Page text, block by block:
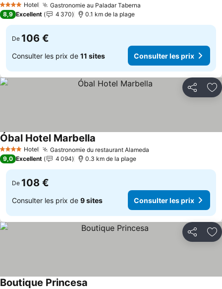
4 Étoiles Hotel Gastronomie au Paladar Taberna
8,9 Excellent 4 370 0.1 km de la plage
De 106 €
Consulter les prix de 11 sites Consulter les prix
Partager
4 Étoiles Hotel Gastronomie du restaurant Alameda
Óbal Hotel Marbella
9,0 Excellent 4 094 0.3 km de la plage
De 108 €
Consulter les prix de 9 sites Consulter les prix
Partager
Boutique Princesa